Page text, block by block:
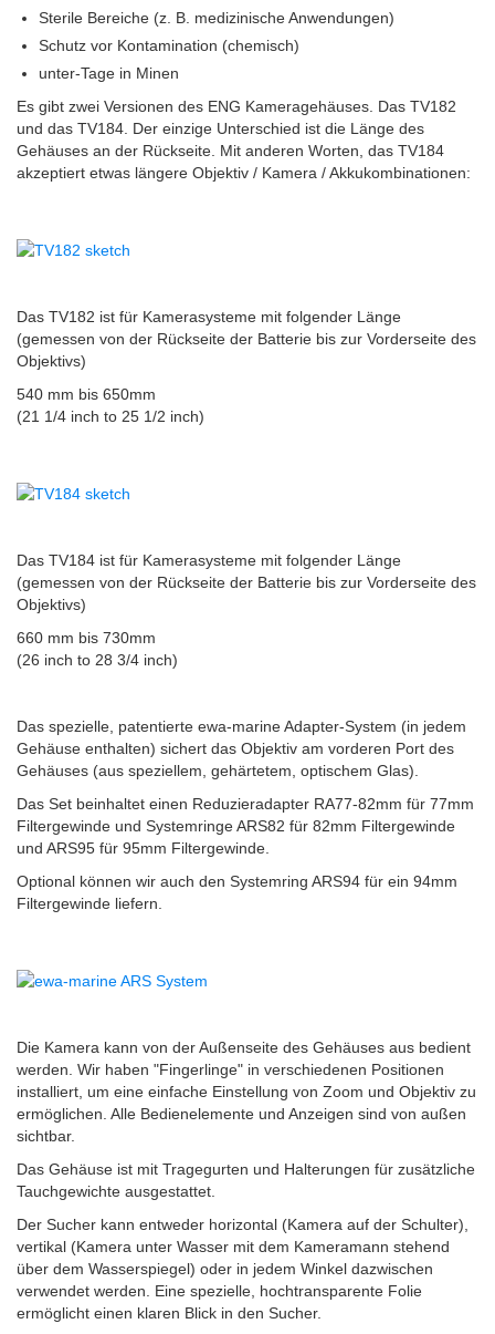
Sterile Bereiche (z. B. medizinische Anwendungen)
Schutz vor Kontamination (chemisch)
unter-Tage in Minen
Es gibt zwei Versionen des ENG Kameragehäuses. Das TV182
und das TV184. Der einzige Unterschied ist die Länge des
Gehäuses an der Rückseite. Mit anderen Worten, das TV184
akzeptiert etwas längere Objektiv / Kamera / Akkukombinationen:
Das TV182 ist für Kamerasysteme mit folgender Länge
(gemessen von der Rückseite der Batterie bis zur Vorderseite des
Objektivs)
540 mm bis 650mm
(21 1/4 inch to 25 1/2 inch)
Das TV184 ist für Kamerasysteme mit folgender Länge
(gemessen von der Rückseite der Batterie bis zur Vorderseite des
Objektivs)
660 mm bis 730mm
(26 inch to 28 3/4 inch)
Das spezielle, patentierte ewa-marine Adapter-System (in jedem
Gehäuse enthalten) sichert das Objektiv am vorderen Port des
Gehäuses (aus speziellem, gehärtetem, optischem Glas).
Das Set beinhaltet einen Reduzieradapter RA77-82mm für 77mm
Filtergewinde und Systemringe ARS82 für 82mm Filtergewinde
und ARS95 für 95mm Filtergewinde.
Optional können wir auch den Systemring ARS94 für ein 94mm
Filtergewinde liefern.
Die Kamera kann von der Außenseite des Gehäuses aus bedient
werden. Wir haben "Fingerlinge" in verschiedenen Positionen
installiert, um eine einfache Einstellung von Zoom und Objektiv zu
ermöglichen. Alle Bedienelemente und Anzeigen sind von außen
sichtbar.
Das Gehäuse ist mit Tragegurten und Halterungen für zusätzliche
Tauchgewichte ausgestattet.
Der Sucher kann entweder horizontal (Kamera auf der Schulter),
vertikal (Kamera unter Wasser mit dem Kameramann stehend
über dem Wasserspiegel) oder in jedem Winkel dazwischen
verwendet werden. Eine spezielle, hochtransparente Folie
ermöglicht einen klaren Blick in den Sucher.